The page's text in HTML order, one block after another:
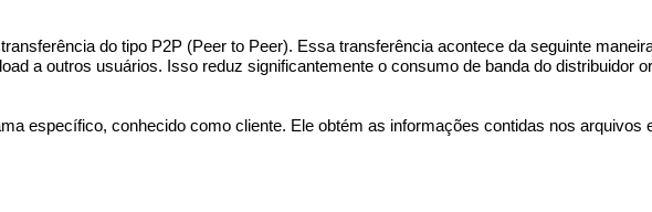
do tipo P2P (Peer to Peer). Essa transferência acontece da seguinte
a outros usuários. Isso reduz significantemente o consumo de banda do distribuidor
específico, conhecido como cliente. Ele obtém as informações contidas nos arquivos